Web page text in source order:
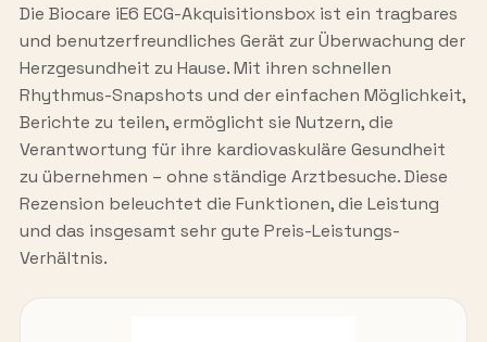
Die Biocare iE6 ECG-Akquisitionsbox ist ein tragbares
und benutzerfreundliches Gerät zur Überwachung der
Herzgesundheit zu Hause. Mit ihren schnellen
Rhythmus-Snapshots und der einfachen Möglichkeit,
Berichte zu teilen, ermöglicht sie Nutzern, die
Verantwortung für ihre kardiovaskuläre Gesundheit
zu übernehmen – ohne ständige Arztbesuche. Diese
Rezension beleuchtet die Funktionen, die Leistung
und das insgesamt sehr gute Preis-Leistungs-
Verhältnis.